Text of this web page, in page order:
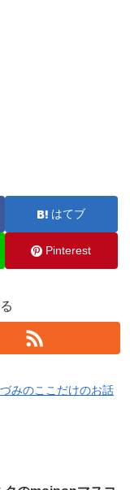
はてブ
Pinterest
みのここだけのお話